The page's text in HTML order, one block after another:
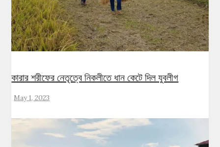
কারার শরীফের নেতৃত্বে নিকলীতে ধান কেটে দিল যুবলীগ
May 1, 2023